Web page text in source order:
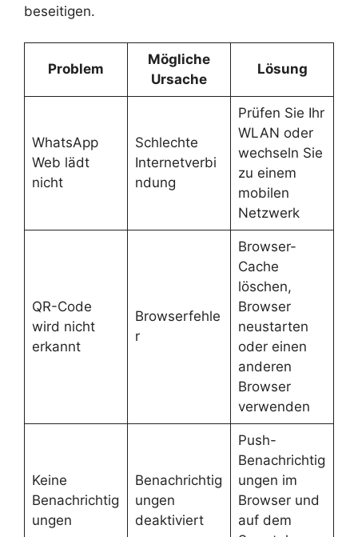
beseitigen.
Problem
Mögliche
Ursache
Lösung
WhatsApp
Web lädt
nicht
Schlechte
Internetverbi
ndung
Prüfen Sie Ihr
WLAN oder
wechseln Sie
zu einem
mobilen
Netzwerk
QR-Code
wird nicht
erkannt
Browserfehle
r
Browser-
Cache
löschen,
Browser
neustarten
oder einen
anderen
Browser
verwenden
Keine
Benachrichtig
ungen
Benachrichtig
ungen
deaktiviert
Push-
Benachrichtig
ungen im
Browser und
auf dem